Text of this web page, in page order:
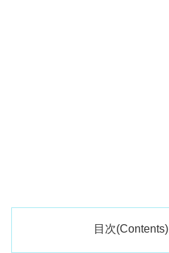
目次(Contents)